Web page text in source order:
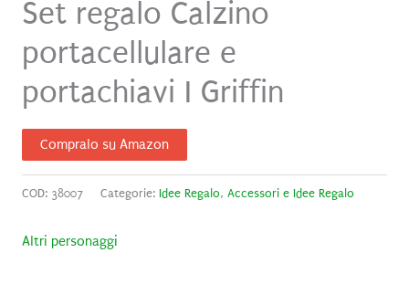
Set regalo Calzino
portacellulare e
portachiavi I Griffin
Compralo su Amazon
COD: 38007 Categorie: Idee Regalo, Accessori e Idee Regalo
Altri personaggi